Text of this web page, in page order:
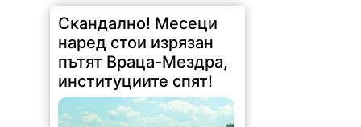
Скандално! Месеци
наред стои изрязан
пътят Враца-Мездра,
институциите спят!